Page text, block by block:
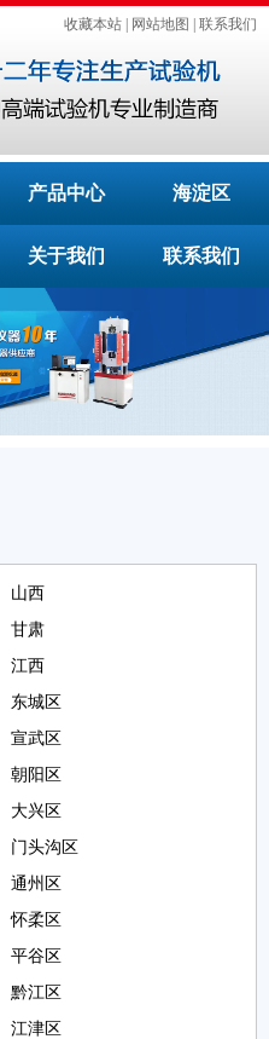
收藏本站 网站地图 联系我们
产品中心 海淀区
关于我们 联系我们
山西
甘肃
江西
东城区
宣武区
朝阳区
大兴区
门头沟区
通州区
怀柔区
平谷区
黔江区
江津区